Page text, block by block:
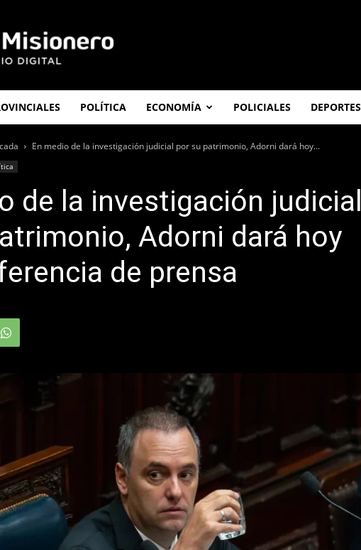
Misionero
POLÍTICA ECONOMÍA POLICIALES DEPORTES
En medio de la investigación judicial por su patrimonio, Adorni dará hoy...
de la investigación judicial
Adorni dará hoy
de prensa